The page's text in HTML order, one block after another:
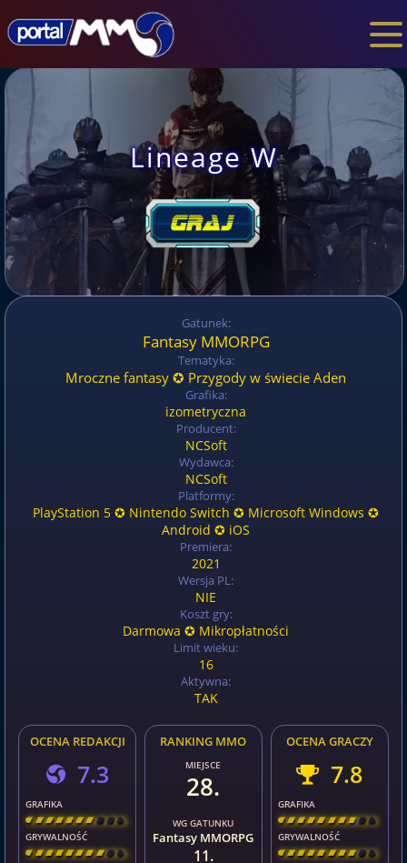
Lineage W
Gatunek:
Fantasy MMORPG
Tematyka:
Mroczne fantasy ✪ Przygody w świecie Aden
Grafika:
izometryczna
Producent:
NCSoft
Wydawca:
NCSoft
Platformy:
PlayStation 5 ✪ Nintendo Switch ✪ Microsoft Windows ✪
Android ✪ iOS
Premiera:
2021
Wersja PL:
NIE
Koszt gry:
Darmowa ✪ Mikropłatności
Limit wieku:
16
Aktywna:
TAK
RANKING MMO
MIEJSCE
28.
WG GATUNKU
Fantasy MMORPG
11.
OCENA GRACZY
7.8
GRAFIKA
[ \ \ \ \ \ \ \ \ ]
GRYWALNOŚĆ
[ \ \ \ \ \ \ \ \ ]
OCENA REDAKCJI
7.3
GRAFIKA
[ \ \ \ \ \ \ \ \ ]
GRYWALNOŚĆ
[ \ \ \ \ \ \ \ \ ]